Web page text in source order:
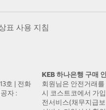
표 사용 지침
호 | 전화
자 :
KEB 하나은행 구매
회원님은 안전거래
시 코스트코에서 가
전서비스(채무지급